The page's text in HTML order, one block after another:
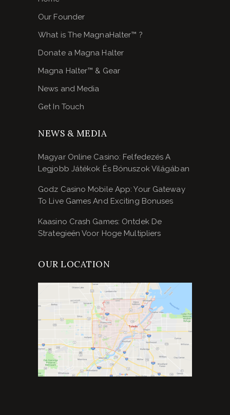
Our Founder
What is The MagnaHalter™ ?
Donate a Magna Halter
Magna Halter™ & Gear
News and Media
Get In Touch
NEWS & MEDIA
Magyar Online Casino: Felfedezés A
Legjobb Játékok És Bónuszok Világában
Godz Casino Mobile App: Your Gateway
To Live Games And Exciting Bonuses
Kaasino Crash Games: Ontdek De
Strategieën Voor Hoge Multipliers
OUR LOCATION